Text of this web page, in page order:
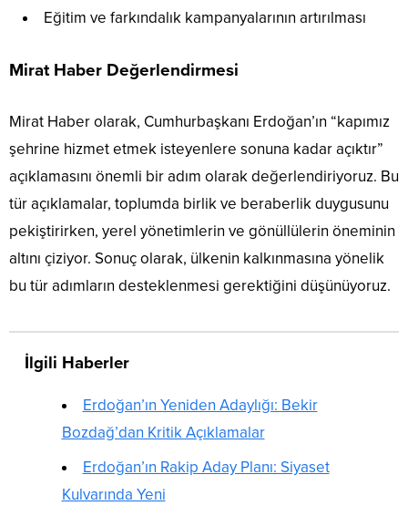
Eğitim ve farkındalık kampanyalarının artırılması
Mirat Haber Değerlendirmesi
Mirat Haber olarak, Cumhurbaşkanı Erdoğan’ın “kapımız
şehrine hizmet etmek isteyenlere sonuna kadar açıktır”
açıklamasını önemli bir adım olarak değerlendiriyoruz. Bu
tür açıklamalar, toplumda birlik ve beraberlik duygusunu
pekiştirirken, yerel yönetimlerin ve gönüllülerin öneminin
altını çiziyor. Sonuç olarak, ülkenin kalkınmasına yönelik
bu tür adımların desteklenmesi gerektiğini düşünüyoruz.
İlgili Haberler
Erdoğan’ın Yeniden Adaylığı: Bekir
Bozdağ’dan Kritik Açıklamalar
Erdoğan’ın Rakip Aday Planı: Siyaset
Kulvarında Yeni